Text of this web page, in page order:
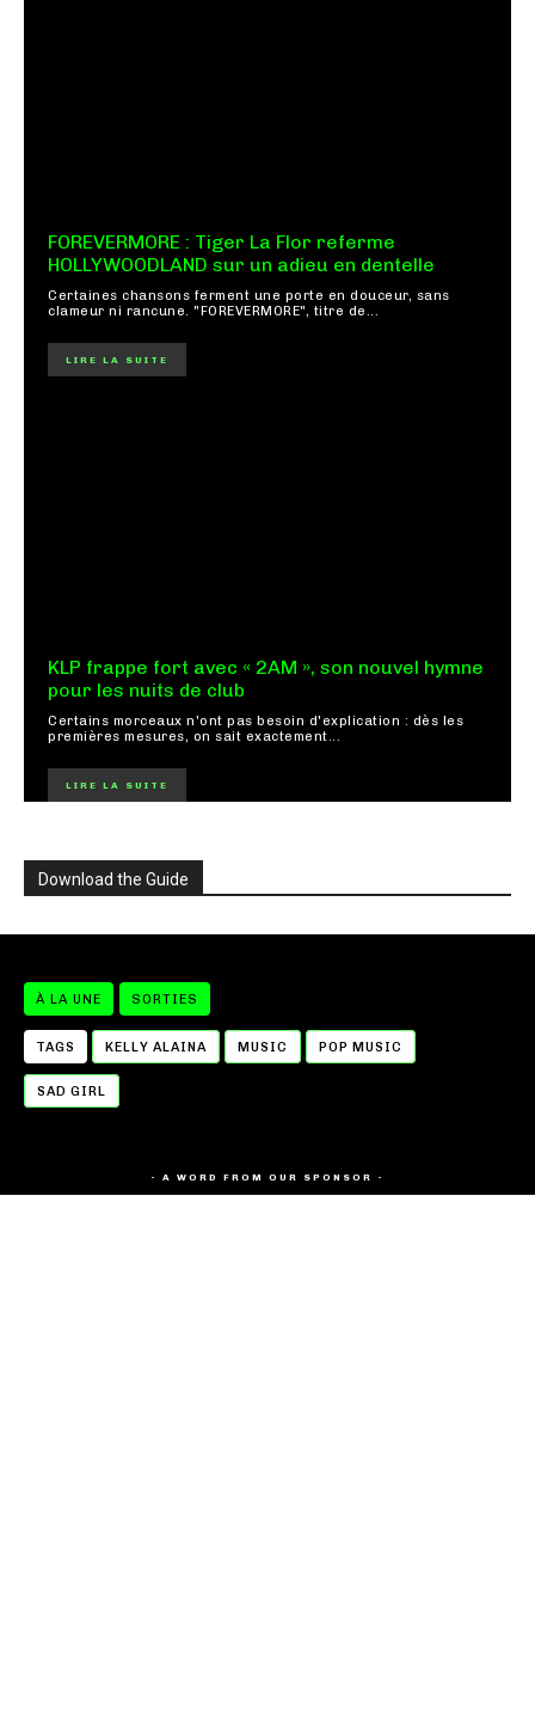
FOREVERMORE : Tiger La Flor referme
HOLLYWOODLAND sur un adieu en dentelle
Certaines chansons ferment une porte en douceur, sans
clameur ni rancune. "FOREVERMORE", titre de...
LIRE LA SUITE
KLP frappe fort avec « 2AM », son nouvel hymne
pour les nuits de club
Certains morceaux n'ont pas besoin d'explication : dès les
premières mesures, on sait exactement...
LIRE LA SUITE
Download the Guide
À LA UNE SORTIES
TAGS KELLY ALAINA MUSIC POP MUSIC
SAD GIRL
- A WORD FROM OUR SPONSOR -